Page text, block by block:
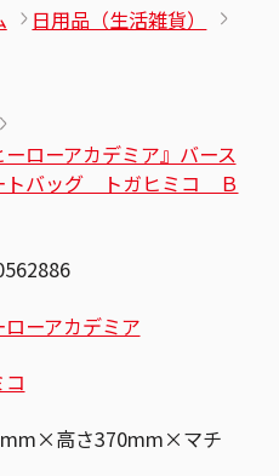
日用品（生活雑貨）
ーローアカデミア』バース
トバッグ トガヒミコ Ｂ
ーアカデミア
コ
高さ370mm×マチ